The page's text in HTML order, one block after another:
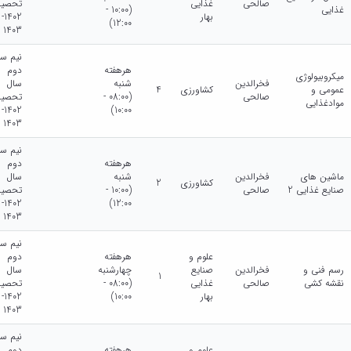
غذایی
صالحی
غذایی
بهار
(10:00 -
12:00)
1402-
1403
میکروبیولوژی
عمومی و
موادغذایی
فخرالدین
صالحی
کشاورزی 4
هرهفته
شنبه
(08:00 -
10:00)
نیم
دوم
سال
1402-
1403
ماشین های
صنایع غذایی 2
فخرالدین
صالحی
کشاورزی 2
هرهفته
شنبه
(10:00 -
12:00)
نیم
دوم
سال
1402-
1403
رسم فنی و
نقشه کشی
فخرالدین
صالحی
علوم و
صنایع
غذایی
بهار
1
هرهفته
چهارشنبه
(08:00 -
10:00)
نیم
دوم
سال
1402-
1403
نیم